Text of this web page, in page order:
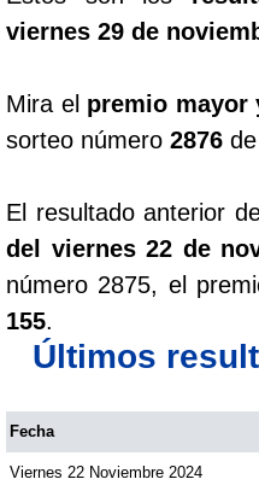
viernes 29 de
Mira el premio mayor
sorteo número 2876
El resultado anterior
del viernes 22 de
número 2875, el
155.
Últimos
Fecha
Viernes 22 Noviembre 2024